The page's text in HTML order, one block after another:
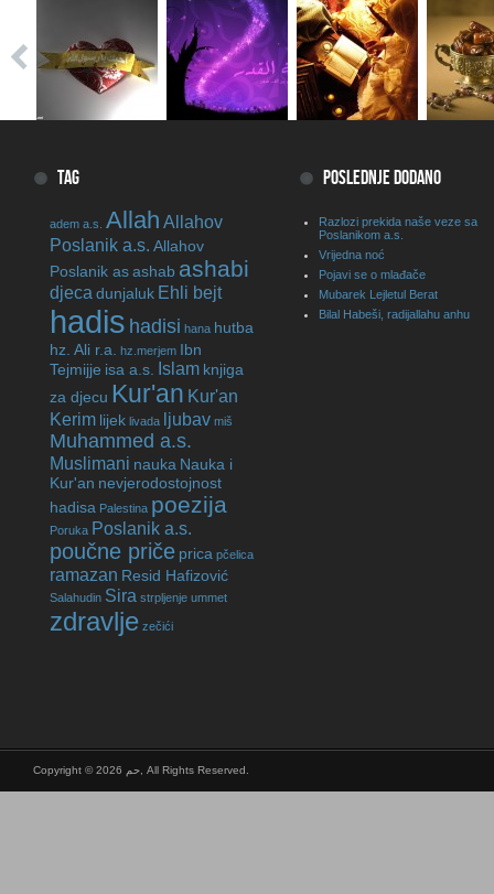
TAG
adem a.s. Allah Allahov
Poslanik a.s. Allahov
Poslanik asashab ashabi
djeca dunjaluk Ehli bejt
hadis hadisi hana hutba
hz. Ali r.a.
hz.merjem Ibn
Tejmijje isa a.s. Islam knjiga
za djecu Kur'an Kur'an
Kerim lijek livada ljubav miš
Muhammed a.s.
Muslimani nauka Nauka i
Kur'an nevjerodostojnost
hadisa Palestina poezija
Poruka Poslanik a.s.
poučne priče prica pčelica
ramazan Resid Hafizović
Salahudin Sira strpljenje ummet
zdravlje zečići
POSLEDNJE DODANO
Razlozi prekida naše veze sa
Poslanikom a.s.
Vrijedna noć
Pojavi se o mlađače
Mubarek Lejletul Berat
Bilal Habeši, radijallahu anhu
Copyright © 2026 حم, All Rights Reserved.